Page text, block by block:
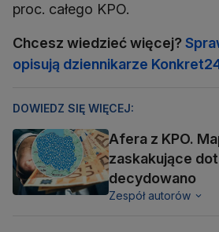
proc. całego KPO.
Chcesz wiedzieć więcej?
opisują dziennikarze
DOWIEDZ SIĘ WIĘCEJ:
Afera z KPO.
zaskakujące
decydowano
Zespół autorów